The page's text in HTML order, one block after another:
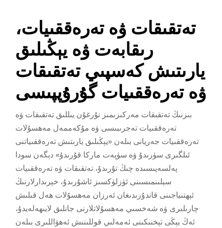
تەتقىقات ۋە تەرەققىيات،
رىقابەت ۋە يېڭىلىق
يارىتىش كەسپىي تەتقىقات
ۋە تەرەققىيات گۇرۇپپىسى
بىزنىڭ تەتقىقات مەركىزىمىز نۇرغۇن يىللىق تەتقىقات ۋە
تەرەققىيات تەجرىبىسى ۋە مۇكەممەل مەھسۇلات
تەرەققىيات جەريانى بىلەن «يېڭىلىق يارىتىش تەرەققىياتنى
ئىلگىرى سۈرىدۇ ۋە سۈپەت ماركا قۇرىدۇ» دېگەن سودا
پەلسەپىسىدە چىڭ تۇرىدۇ، تەتقىقات ۋە تەرەققىيات
سېلىنمىسىنى ئۈزلۈكسىز ئاشۇرىدۇ، خېرىدارلارنىڭ
ئېھتىياجىنى قاندۇرىدىغان ئەرزان مەھسۇلات ھەل قىلىش
چارىلىرى ۋە شەخسىي مەھسۇلاتلارنى جانلىق لايىھەلەيدۇ،
ئەڭ يېڭى تېخنىكىنى ئەمەلىي قوللىنىش ئەھۋاللىرى بىلەن